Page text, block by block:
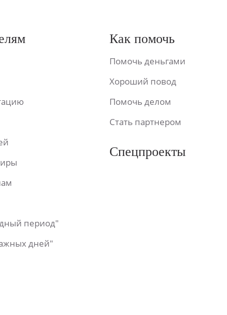
период"
дней"
Как помочь
Помочь деньгами
Хороший повод
Помочь делом
Стать партнером
Спецпроекты